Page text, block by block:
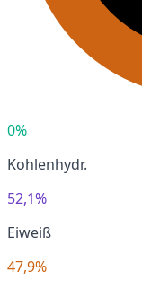
0%
Kohlenhydr.
52,1%
Eiweiß
47,9%